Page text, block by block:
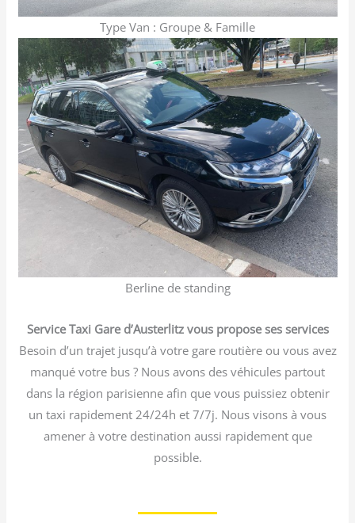
Type Van : Groupe & Famille
Berline de standing
Service Taxi Gare d’Austerlitz vous propose ses services
Besoin d’un trajet jusqu’à votre gare routière ou vous avez
manqué votre bus ? Nous avons des véhicules partout
dans la région parisienne afin que vous puissiez obtenir
un taxi rapidement 24/24h et 7/7j. Nous visons à vous
amener à votre destination aussi rapidement que
possible.